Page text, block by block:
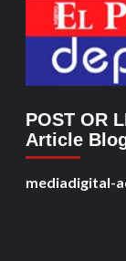
POST OR
Article
mediadigital-